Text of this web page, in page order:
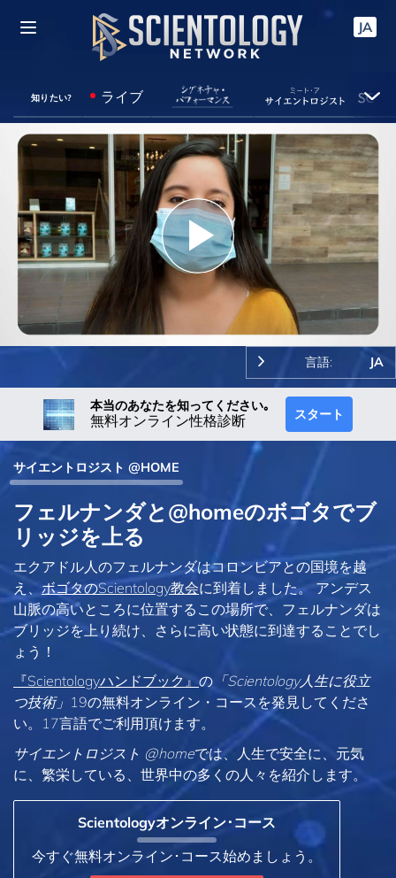
JA
知りたい? ライブ
Play
Video
言語: JA
本当のあなたを知ってください｡
無料オンライン性格診断 スタート
サイエントロジスト @HOME
フェルナンダと@homeのボゴタでブ
リッジを上る
エクアドル人のフェルナンダはコロンビアとの国境を越
え、 ボゴタのScientology教会に到着しました。 アンデス
山脈の高いところに位置するこの場所で、フェルナンダは
ブリッジを上り続け、さらに高い状態に到達することでし
ょう！
『Scientologyハンドブック』 の 「Scientology人生に役立
つ技術」 19の無料オンライン・コースを発見してくださ
い。17言語でご利用頂けます。
サイエントロジスト @homeでは、人生で安全に、元気
に、繁栄している、世界中の多くの人々を紹介します。
Scientologyオンライン･コース
今すぐ無料オンライン･コース始めましょう。